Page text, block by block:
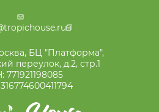
БЦ "Платформа",
переулок, д.2, стр.1
771921198085